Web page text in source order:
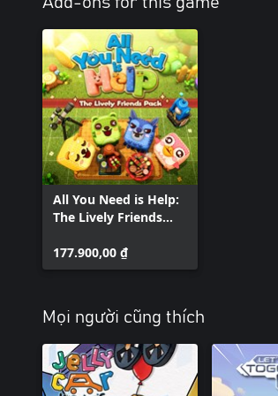
All You Need is Help:
The Lively Friends
177.900,00 ₫
Mọi người cũng thích